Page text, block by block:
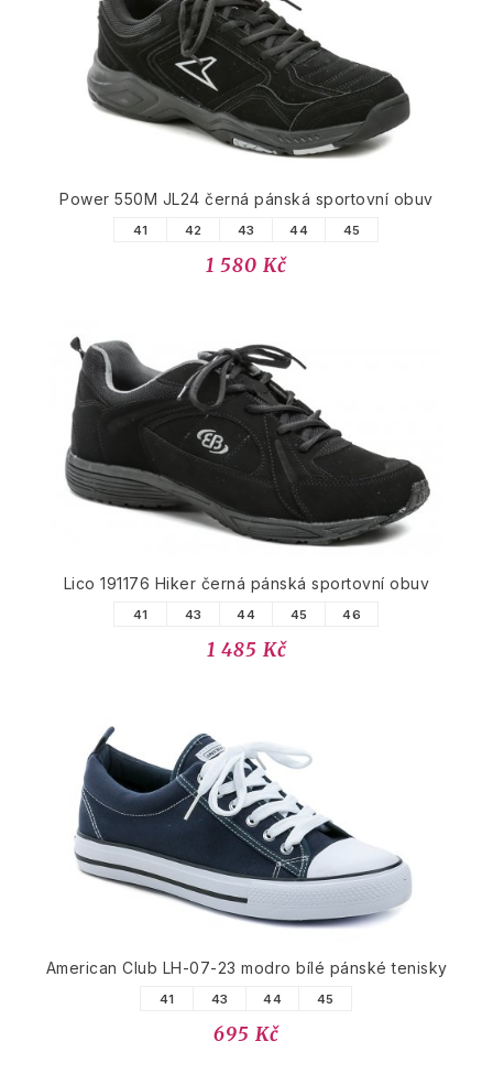
Power 550M JL24 černá pánská sportovní obuv
41 42 43 44 45
1 580 Kč
Lico 191176 Hiker černá pánská sportovní obuv
41 43 44 45 46
1 485 Kč
American Club LH-07-23 modro bílé pánské tenisky
41 43 44 45
695 Kč